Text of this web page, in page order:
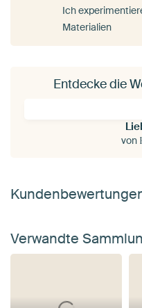
Ich
Materialien
Entdecke die
von
Verwandte